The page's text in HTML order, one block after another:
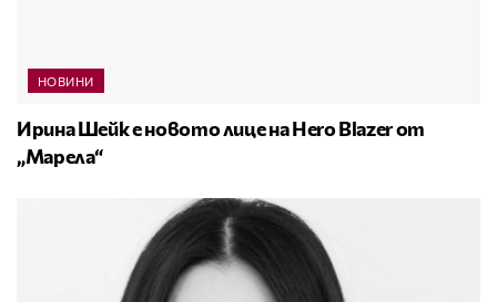
НОВИНИ
Ирина Шейк е новото лице на Hero Blazer от
„Марела“